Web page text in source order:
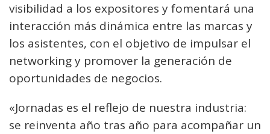
visibilidad a los expositores y fomentará una
interacción más dinámica entre las marcas y
los asistentes, con el objetivo de impulsar el
networking y promover la generación de
oportunidades de negocios.
«Jornadas es el reflejo de nuestra industria:
se reinventa año tras año para acompañar un